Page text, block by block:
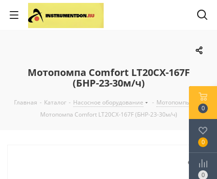
Мотопомпа Comfort LT20CX-167F
(БНР-23-30м/ч)
Главная - Каталог - Насосное оборудование - Мотопомпы
-
Мотопомпа Comfort LT20CX-167F (БНР-23-30м/ч)
0
0
0